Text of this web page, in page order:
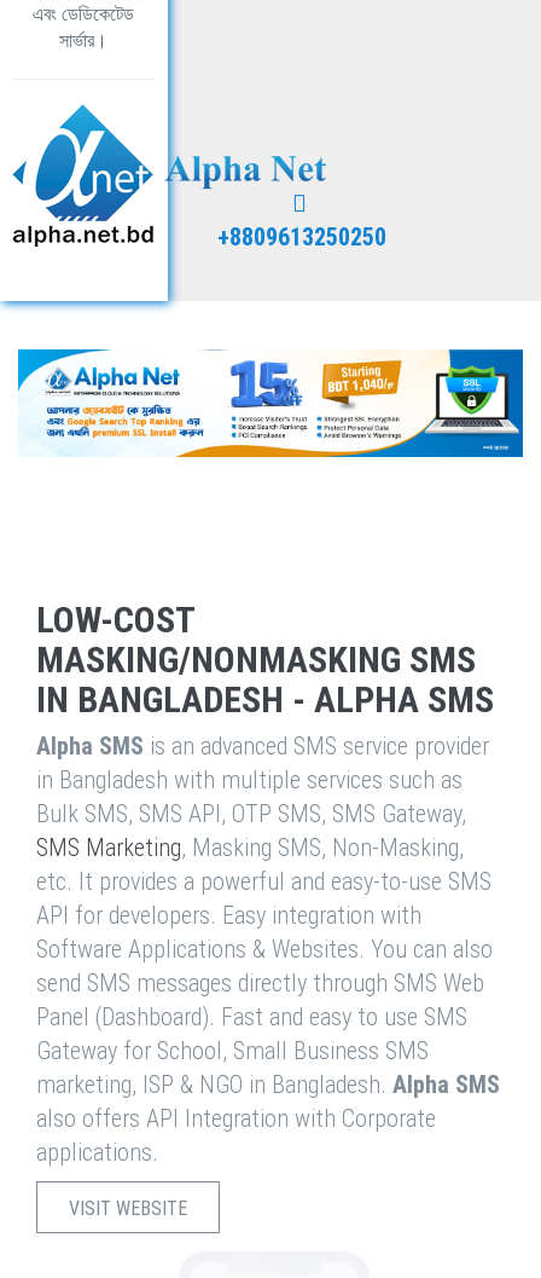
এবং ডেডিকেটেড
সার্ভার।
+8809613250250
LOW-COST
MASKING/NONMASKING SMS
IN BANGLADESH - ALPHA SMS
Alpha SMS is an advanced SMS service provider
in Bangladesh with multiple services such as
Bulk SMS, SMS API, OTP SMS, SMS Gateway,
SMS Marketing, Masking SMS, Non-Masking,
etc. It provides a powerful and easy-to-use SMS
API for developers. Easy integration with
Software Applications & Websites. You can also
send SMS messages directly through SMS Web
Panel (Dashboard). Fast and easy to use SMS
Gateway for School, Small Business SMS
marketing, ISP & NGO in Bangladesh. Alpha SMS
also offers API Integration with Corporate
applications.
VISIT WEBSITE